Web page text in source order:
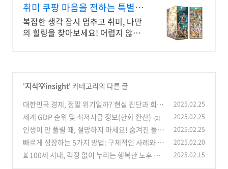
취미 쿠팡 마음을 전하는 특별한
선물
복잡한 생각 잠시 멈추고 취미, 나만
의 힐링을 찾아보세요! 어렵지 않게
'지식💡insight' 카테고리의 다른 글
대한민국 경제, 정말 위기일까? 현실 진단과 희망
의 방향 제시!
(2)
2025.02.25
세계 GDP 순위 및 최저시급 정보(한화 환산) (2) 2025.02.25
인생이 안 풀릴 때, 절망하지 마세요! 숨겨진 돌파
구 BEST 5 (2)
2025.02.25
빠르게 성장하는 5가지 방법: 구체적인 사례와 함
께 알아보는 성장 비결 (3)
2025.02.20
⏳ 100세 시대, 걱정 없이 누리는 행복한 노후 준
2025.02.15